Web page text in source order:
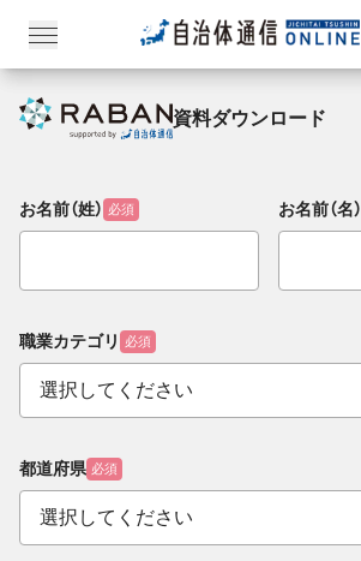
資料ダウンロード
お名前（姓） 必須 お名前（名）
職業カテゴリ 必須
都道府県 必須